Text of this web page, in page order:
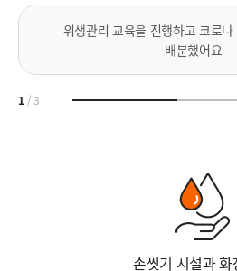
위생관리 교육을 진행하고 코로
배분했어요
1/3
손씻기 시설과 화